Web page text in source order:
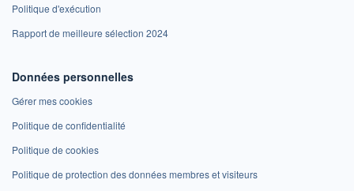
Politique d'exécution
Rapport de meilleure sélection 2024
Données personnelles
Gérer mes cookies
Politique de confidentialité
Politique de cookies
Politique de protection des données membres et visiteurs